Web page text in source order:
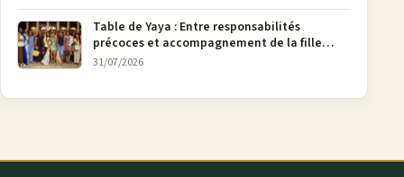
Table de Yaya : Entre responsabilités
précoces et accompagnement de la fille
aînée, la diaspora en débat
31/07/2026